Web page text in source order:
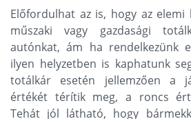
Előfordulhat az is, hogy az
műszaki vagy gazdasági
autónkat, ám ha rendelkezünk
ilyen helyzetben is kaphatunk
totálkár esetén jellemzően a
értékét térítik meg, a roncs
Tehát jól látható, hogy